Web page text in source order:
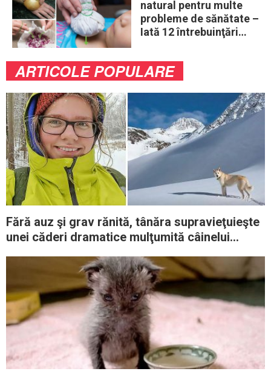
natural pentru multe
probleme de sănătate –
Iată 12 întrebuinţări
ARTICOLE POPULARE
Fără auz şi grav rănită, tânăra supravieţuieşte
unei căderi dramatice mulţumită câinelui